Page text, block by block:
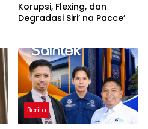
Korupsi, Flexing, dan
Degradasi Siri’ na Pacce’
Berita